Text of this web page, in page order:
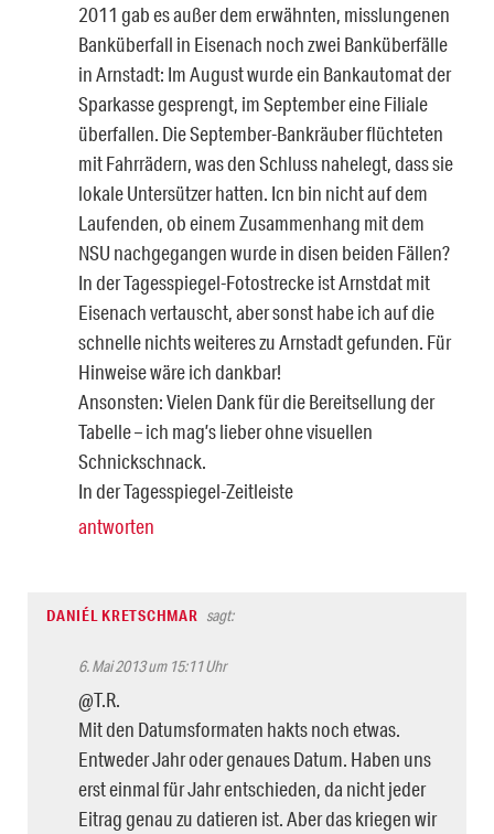
2011 gab es außer dem erwähnten, misslungenen
Banküberfall in Eisenach noch zwei Banküberfälle
in Arnstadt: Im August wurde ein Bankautomat der
Sparkasse gesprengt, im September eine Filiale
überfallen. Die September-Bankräuber flüchteten
mit Fahrrädern, was den Schluss nahelegt, dass sie
lokale Untersützer hatten. Icn bin nicht auf dem
Laufenden, ob einem Zusammenhang mit dem
NSU nachgegangen wurde in disen beiden Fällen?
In der Tagesspiegel-Fotostrecke ist Arnstdat mit
Eisenach vertauscht, aber sonst habe ich auf die
schnelle nichts weiteres zu Arnstadt gefunden. Für
Hinweise wäre ich dankbar!
Ansonsten: Vielen Dank für die Bereitsellung der
Tabelle – ich mag’s lieber ohne visuellen
Schnickschnack.
In der Tagesspiegel-Zeitleiste
antworten
DANIÉL KRETSCHMAR sagt:
6. Mai 2013 um 15:11 Uhr
@T.R.
Mit den Datumsformaten hakts noch etwas.
Entweder Jahr oder genaues Datum. Haben uns
erst einmal für Jahr entschieden, da nicht jeder
Eitrag genau zu datieren ist. Aber das kriegen wir